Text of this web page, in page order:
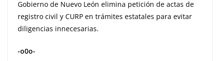
Gobierno de Nuevo León elimina petición de actas de
registro civil y CURP en trámites estatales para evitar
diligencias innecesarias.
-o0o-